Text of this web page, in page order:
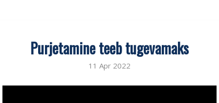
Purjetamine teeb tugevamaks
11 Apr 2022